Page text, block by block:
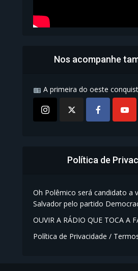
Nos acompanhe
A primeira do oeste
Política de
Oh Polêmico será candidato a
Salvador pelo partido
OUVIR A RÁDIO QUE TOCA A
Política de Privacidade /